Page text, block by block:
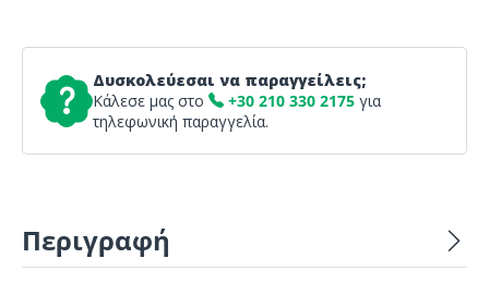
Δυσκολεύεσαι να παραγγείλεις;
Κάλεσε μας στο
+30 210 330 2175 για
τηλεφωνική παραγγελία.
Περιγραφή